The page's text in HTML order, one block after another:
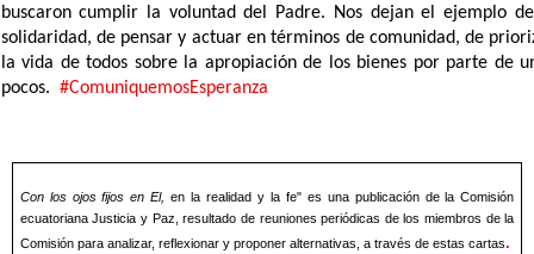
buscaron cumplir la voluntad del Padre. Nos dejan el ejemplo
solidaridad, de pensar y actuar en términos de comunidad, de
la vida de todos sobre la apropiación de los bienes por parte de
pocos. #ComuniquemosEsperanza
Con los ojos fijos en El, en la realidad y la fe" es una publicación de la Comisión
ecuatoriana Justicia y Paz, resultado de reuniones periódicas de los miembros de la
Comisión para analizar, reflexionar y proponer alternativas, a través de estas cartas.